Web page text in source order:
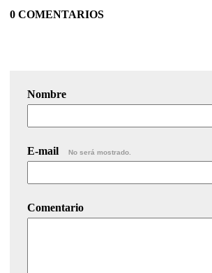
0 COMENTARIOS
Nombre
E-mail No será mostrado.
Comentario